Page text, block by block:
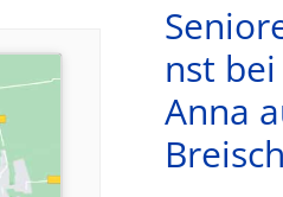
nst
Anna